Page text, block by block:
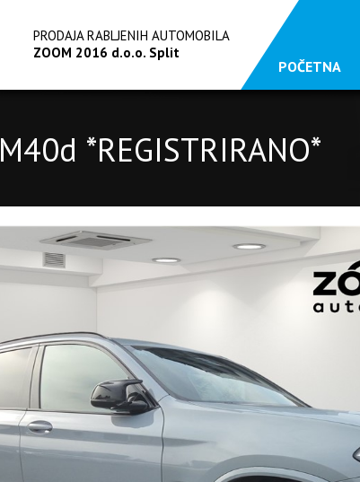
PRODAJA RABLJENIH AUTOMOBILA
ZOOM 2016 d.o.o. Split
POČETNA
M40d *REGISTRIRANO*